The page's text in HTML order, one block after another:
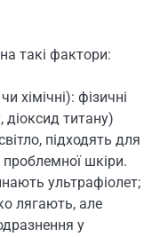
такі фактори:
хімічні): фізичні
діоксид титану)
підходять для
проблемної шкіри.
ультрафіолет;
лягають, але
у